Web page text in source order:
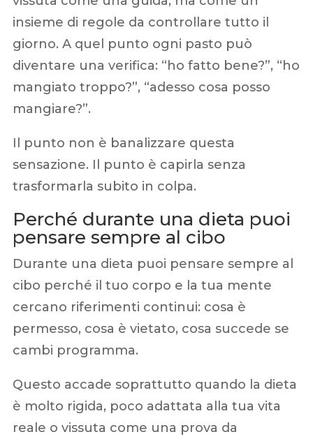
insieme di regole da controllare tutto il
giorno. A quel punto ogni pasto può
diventare una verifica: “ho fatto bene?”, “ho
mangiato troppo?”, “adesso cosa posso
mangiare?”.
Il punto non è banalizzare questa
sensazione. Il punto è capirla senza
trasformarla subito in colpa.
Perché durante una dieta puoi
pensare sempre al cibo
Durante una dieta puoi pensare sempre al
cibo perché il tuo corpo e la tua mente
cercano riferimenti continui: cosa è
permesso, cosa è vietato, cosa succede se
cambi programma.
Questo accade soprattutto quando la dieta
è molto rigida, poco adattata alla tua vita
reale o vissuta come una prova da